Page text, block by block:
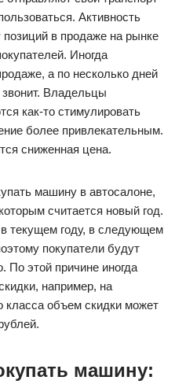
Активность
позиций в продаже на рынке
Иногда
а по несколько дней
Владельцы
как-то стимулировать
более привлекательным.
сниженная цена.
машину в автосалоне,
считается новый год.
текущем году, в следующем
покупатели будут
По этой причине иногда
например, на
класса объем скидки может
машину: